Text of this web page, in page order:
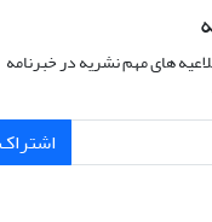
های مهم نشریه در خبرنامه
اشتراک